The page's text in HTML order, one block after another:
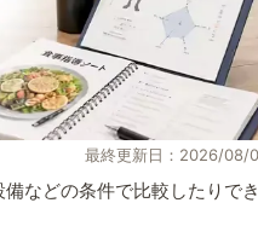
最終更新日：2026/08/
などの条件で比較したりで